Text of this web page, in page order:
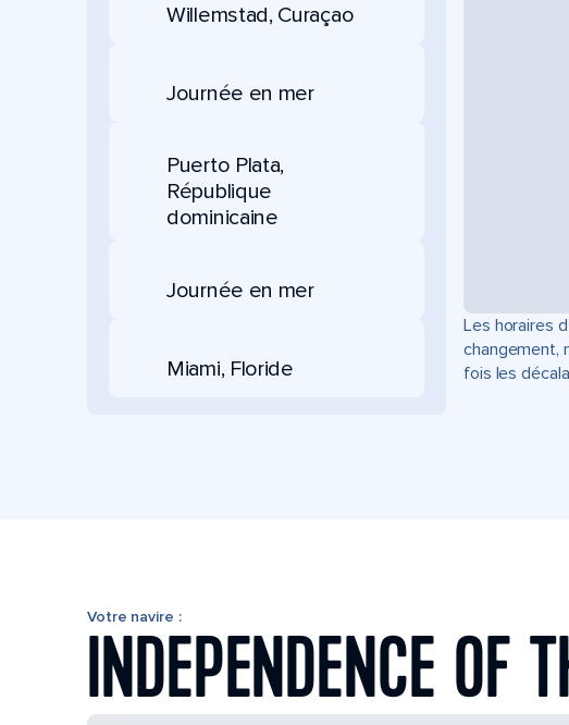
Willemstad, Curaçao
Journée en mer
Puerto Plata,
République
dominicaine
Journée en mer
Miami, Floride
Les horaires
changement,
fois les
Votre navire :
INDEPENDENCE OF